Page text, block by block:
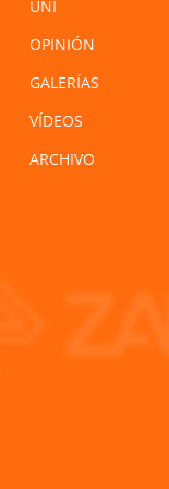
UNI
OPINIÓN
GALERÍAS
VÍDEOS
ARCHIVO